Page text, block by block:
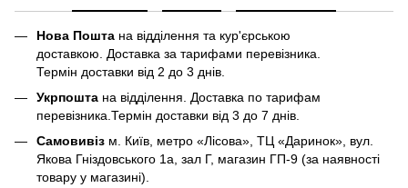
Нова Пошта на відділення та кур'єрською
доставкою. Доставка за тарифами перевізника.
Термін доставки від 2 до 3 днів.
Укрпошта на відділення. Доставка по тарифам
перевізника.Термін доставки від 3 до 7 днів.
Самовивіз м. Київ, метро «Лісова», ТЦ «Даринок», вул.
Якова Гніздовського 1а, зал Г, магазин ГП-9 (за наявності
товару у магазині).